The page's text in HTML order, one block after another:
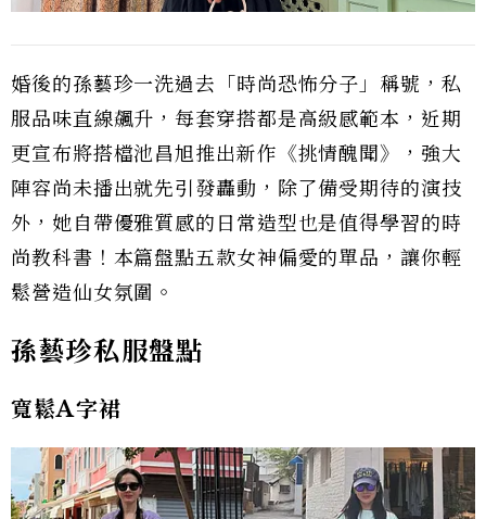
婚後的孫藝珍一洗過去「時尚恐怖分子」稱號，私
服品味直線飆升，每套穿搭都是高級感範本，近期
更宣布將搭檔池昌旭推出新作《挑情醜聞》，強大
陣容尚未播出就先引發轟動，除了備受期待的演技
外，她自帶優雅質感的日常造型也是值得學習的時
尚教科書！本篇盤點五款女神偏愛的單品，讓你輕
鬆營造仙女氛圍。
孫藝珍私服盤點
寬鬆A字裙